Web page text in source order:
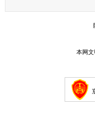
本网文